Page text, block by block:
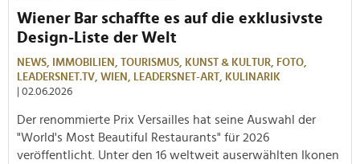
Wiener Bar schaffte es auf die exklusivste
Design-Liste der Welt
NEWS, IMMOBILIEN, TOURISMUS, KUNST & KULTUR,
FOTO,
LEADERSNET.TV, WIEN, LEADERSNET-ART,
KULINARIK
| 02.06.2026
Der renommierte Prix Versailles hat seine Auswahl der
"World's Most Beautiful Restaurants" für 2026
veröffentlicht. Unter den 16 weltweit auserwählten Ikonen